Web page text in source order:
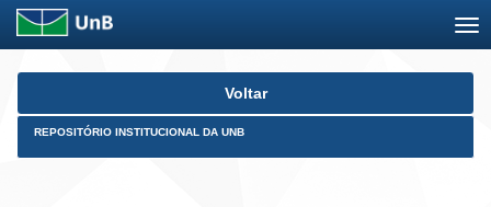
Skip
Voltar
REPOSITÓRIO INSTITUCIONAL DA UNB